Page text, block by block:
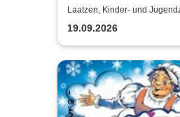
Strasse auf die
Laatzen, Kinder- und
KiJuZ
19.09.2026